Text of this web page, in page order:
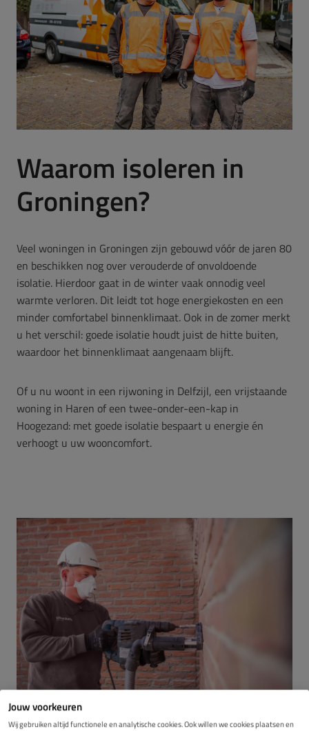
Jouw voorkeuren
Wij gebruiken altijd functionele en analytische cookies. Ook willen we cookies plaatsen en
Waarom isoleren in
Groningen?
Veel woningen in Groningen zijn gebouwd vóór de jaren 80
en beschikken nog over verouderde of onvoldoende
isolatie. Hierdoor gaat in de winter vaak onnodig veel
warmte verloren. Dit leidt tot hoge energiekosten en een
minder comfortabel binnenklimaat. Ook in de zomer merkt
u het verschil: goede isolatie houdt juist de hitte buiten,
waardoor het binnenklimaat aangenaam blijft.
Of u nu woont in een rijwoning in Delfzijl, een vrijstaande
woning in Haren of een twee-onder-een-kap in
Hoogezand: met goede isolatie bespaart u energie én
verhoogt u uw wooncomfort.